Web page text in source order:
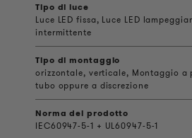
Tipo di luce
Luce LED fissa, Luce LED
intermittente
Tipo di montaggio
orizzontale, verticale, Montaggio a
tubo oppure a discrezione
Norma del prodotto
IEC60947-5-1 + UL60947-5-1